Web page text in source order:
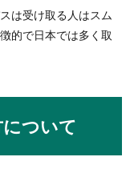
び方
箱がなければ…と思って
ありません！入れ物は
的で行われている
は受け取る人はスム
的で日本では多く取
ついて